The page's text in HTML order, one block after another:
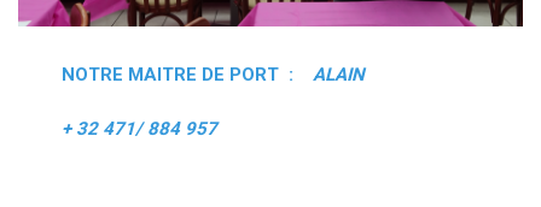
NOTRE MAITRE DE PORT : ALAIN
+ 32 471/ 884 957